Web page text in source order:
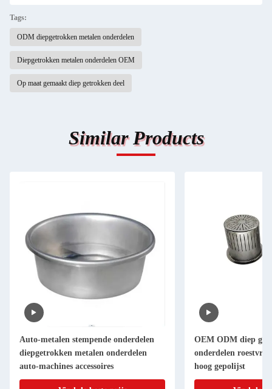
Tags:
ODM diepgetrokken metalen onderdelen
Diepgetrokken metalen onderdelen OEM
Op maat gemaakt diep getrokken deel
Similar Products
OEM ODM diep getrokken metalen
onderdelen roestvrij staal aluminium
hoog gepolijst
Productie van
maat